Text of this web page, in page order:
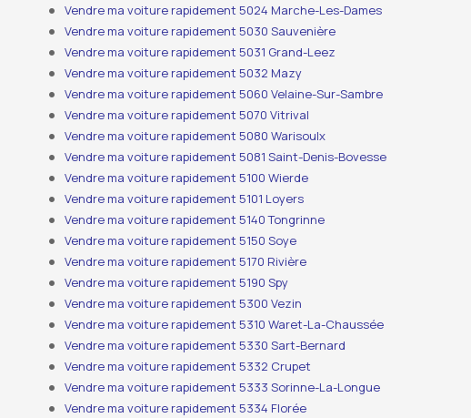
Vendre ma voiture rapidement 5024 Marche-Les-Dames
Vendre ma voiture rapidement 5030 Sauvenière
Vendre ma voiture rapidement 5031 Grand-Leez
Vendre ma voiture rapidement 5032 Mazy
Vendre ma voiture rapidement 5060 Velaine-Sur-Sambre
Vendre ma voiture rapidement 5070 Vitrival
Vendre ma voiture rapidement 5080 Warisoulx
Vendre ma voiture rapidement 5081 Saint-Denis-Bovesse
Vendre ma voiture rapidement 5100 Wierde
Vendre ma voiture rapidement 5101 Loyers
Vendre ma voiture rapidement 5140 Tongrinne
Vendre ma voiture rapidement 5150 Soye
Vendre ma voiture rapidement 5170 Rivière
Vendre ma voiture rapidement 5190 Spy
Vendre ma voiture rapidement 5300 Vezin
Vendre ma voiture rapidement 5310 Waret-La-Chaussée
Vendre ma voiture rapidement 5330 Sart-Bernard
Vendre ma voiture rapidement 5332 Crupet
Vendre ma voiture rapidement 5333 Sorinne-La-Longue
Vendre ma voiture rapidement 5334 Florée